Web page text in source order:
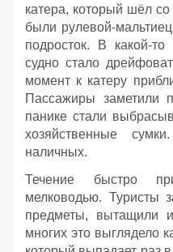
катера, который шёл
были
подросток. В
судно стало
момент к катеру
Пассажиры заметили
панике стали
хозяйственные
наличных.
Течение быстро
мелководью. Туристы
предметы, вытащили
многих это выглядело